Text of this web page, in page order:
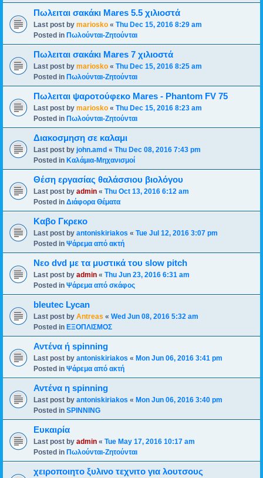
Πωλειται σακάκι Mares 5.5 χιλιοστά
Last post by mariosko « Thu Dec 15, 2016 8:29 am
Posted in Πωλούνται-Ζητούνται
Πωλειται σακάκι Mares 7 χιλιοστά
Last post by mariosko « Thu Dec 15, 2016 8:25 am
Posted in Πωλούνται-Ζητούνται
Πωλειται ψαροτούφεκο Mares - Phantom FV 75
Last post by mariosko « Thu Dec 15, 2016 8:23 am
Posted in Πωλούνται-Ζητούνται
Διακοσμηση σε καλαμι
Last post by john.amd « Thu Dec 08, 2016 7:43 pm
Posted in Καλάμια-Mηχανισμoί
Θέση εργασίας θαλάσσιου βιολόγου
Last post by admin « Thu Oct 13, 2016 6:12 am
Posted in Διάφορα Θέματα
Καβο Γκρεκο
Last post by antoniskiriakos « Tue Jul 12, 2016 3:07 pm
Posted in Ψάρεμα από ακτή
Νεο dvd με τα μυστικά του slow pitch
Last post by admin « Thu Jun 23, 2016 6:31 am
Posted in Ψάρεμα από σκάφος
bleutec Lycan
Last post by Antreas « Wed Jun 08, 2016 5:32 am
Posted in ΕΞΟΠΛΙΣΜΟΣ
Αντένα ή spinning
Last post by antoniskiriakos « Mon Jun 06, 2016 3:41 pm
Posted in Ψάρεμα από ακτή
Αντένα η spinning
Last post by antoniskiriakos « Mon Jun 06, 2016 3:40 pm
Posted in SPINNING
Ευκαιρία
Last post by admin « Tue May 17, 2016 10:17 am
Posted in Πωλούνται-Ζητούνται
χειροποιητο ξυλινο τεχνιτο για λουτσους